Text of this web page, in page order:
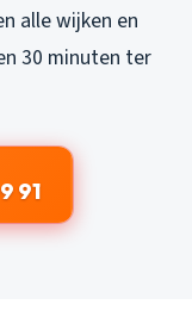
alle wijken en
30 minuten ter
91